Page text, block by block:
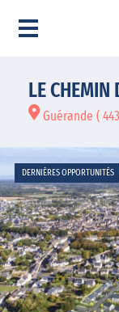
LE CHEMIN
Guérande (
DERNIÈRES OPPORTUNITÉS